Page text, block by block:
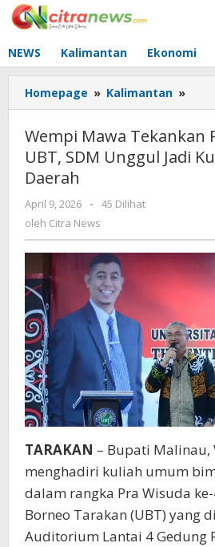
Lewati
ke
NEWS Kalimantan Ekonomi
Homepage » Kalimantan »
Wempi Mawa Tekankan
UBT, SDM Unggul Jadi
Daerah
April 9, 2026
oleh
Citra
-
45 Dilihat
oleh Citra News
TARAKAN – Bupati Malinau,
menghadiri kuliah umum
dalam rangka Pra Wisuda
Borneo Tarakan (UBT) yang
Auditorium Lantai 4 Gedung